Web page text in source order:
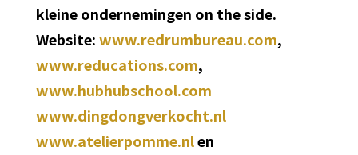
kleine ondernemingen on the side.
Website:www.redrumbureau.com,
www.reducations.com,
www.hubhubschool.com
www.dingdongverkocht.nl
www.atelierpomme.nlen